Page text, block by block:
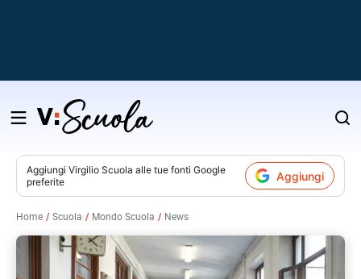
Salta
contenuto
Aggiungi Virgilio Scuola alle tue fonti Google
preferite
Aggiungi
Home Scuola Mondo Scuola News